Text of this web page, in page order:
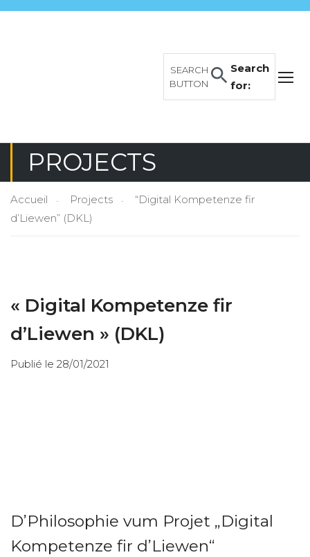
Search
for:
SEARCH
BUTTON
PROJECTS
Accueil Projects
“Digital Kompetenze fir
d’Liewen” (DKL)
« Digital Kompetenze fir
d’Liewen » (DKL)
Publié le 28/01/2021
D’Philosophie vum Projet „Digital
Kompetenze fir d’Liewen“